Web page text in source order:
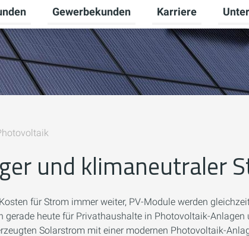
Untermenü für Privatkunden umschalten
Gewerbekunden
Untermenü für
Karriere
und klimaneutraler
für Strom immer weiter, PV-Module werden
heute für Privathaushalte in Photovoltaik-Anlagen
Solarstrom mit einer modernen Photovoltaik-